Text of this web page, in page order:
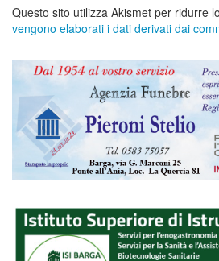
Questo sito utilizza Akismet per ridurre
vengono elaborati i dati derivati dai